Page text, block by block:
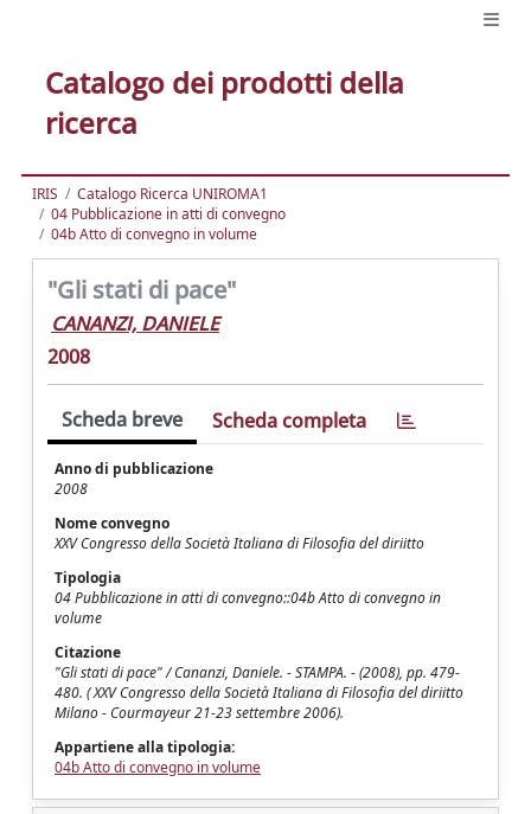
Catalogo dei prodotti della
ricerca
IRIS
Catalogo Ricerca UNIROMA1
04 Pubblicazione in atti di convegno
04b Atto di convegno in volume
"Gli stati di pace"
CANANZI, DANIELE
2008
Scheda breve Scheda completa
Anno di pubblicazione
2008
Nome convegno
XXV Congresso della Società Italiana di Filosofia del diriitto
Tipologia
04 Pubblicazione in atti di convegno::04b Atto di convegno in
volume
Citazione
"Gli stati di pace" / Cananzi, Daniele. - STAMPA. - (2008), pp. 479-
480. ( XXV Congresso della Società Italiana di Filosofia del diriitto
Milano - Courmayeur 21-23 settembre 2006).
Appartiene alla tipologia:
04b Atto di convegno in volume